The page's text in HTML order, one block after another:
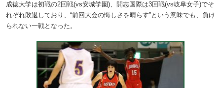
成徳大学は初戦の2回戦(vs安城学園)、開志国際は3回戦(vs岐阜女子)でそ
れぞれ敗退しており、“前回大会の悔しさを晴らす”という意味でも、負け
られない一戦となった。